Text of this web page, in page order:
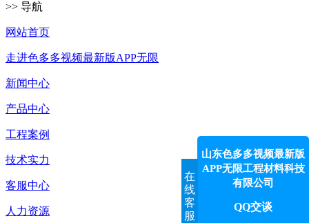
>> 导航
网站首页
走进色多多视频最新版APP无限
新闻中心
产品中心
工程案例
技术实力
客服中心
人力资源
在
线
客
服
山东色多多视频最新版
APP无限工程材料科技
有限公司
QQ交谈